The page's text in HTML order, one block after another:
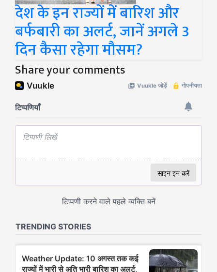
देश के इन राज्यों में बारिश और
बर्फबारी का अलर्ट, जानें अगले 3
दिन कैसा रहेगा मौसम?
Share your comments